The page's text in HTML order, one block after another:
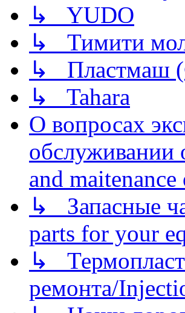
↳ YUDO
↳ Тимити
↳ Пластмаш
↳ Tahara
О вопросах
обслуживании
and
↳ Запасные
parts for your
↳
ремонта/